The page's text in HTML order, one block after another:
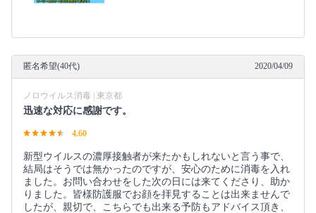
匿名希望(40代) 2020/04/09
ノロウイルス消毒 | 東京都
迅速な対応に感謝です。
4.60
新型ウイルスの濃厚接触者が来たかもしれないと言う事で、
結局はそうでは無かったのですが、安心のために消毒を入れ
ました。お問い合わせをした次の日には来てくださり、助か
りました。皆様防護服でお顔を拝見することは出来ませんで
したが、親切で、こちらでも出来る予防もアドバイス頂き、